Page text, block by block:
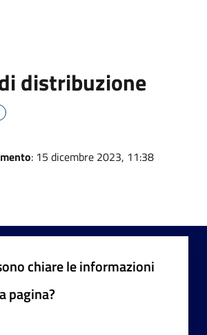
distribuzione
: 15 dicembre 2023, 11:38
chiare le informazioni
pagina?